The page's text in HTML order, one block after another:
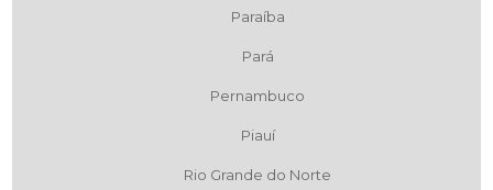
Paraíba
Pará
Pernambuco
Piauí
Rio Grande do Norte